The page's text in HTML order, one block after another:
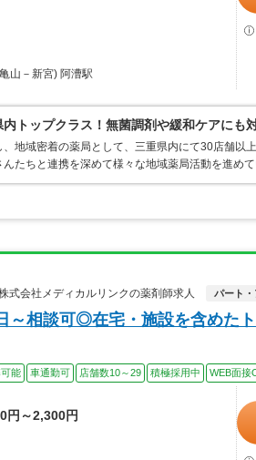
山－新宮) 阿漕駅
トップクラス！無菌調剤や緩和ケアにも
、地域密着の薬局として、三重県内にて30店舗以
んたちと連携を深めて様々な地域薬局活動を進め
会社メディカルリンクの薬剤師求人
パート・
～相談可◎在宅・施設を含めた
能 車通勤可 店舗数10～29 積極採用中 WEB面接
円～2,300円